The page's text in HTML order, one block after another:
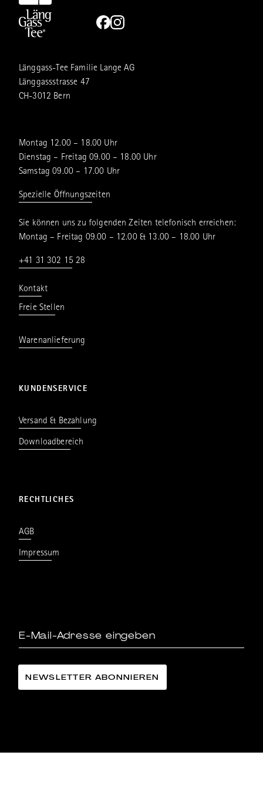
Länggass-Tee Familie Lange AG
Länggassstrasse 47
CH-3012 Bern
Montag 12.00 – 18.00 Uhr
Dienstag – Freitag 09.00 – 18.00 Uhr
Samstag 09.00 – 17.00 Uhr
Spezielle Öffnungszeiten
Sie können uns zu folgenden Zeiten telefonisch erreichen:
Montag – Freitag 09.00 – 12.00 & 13.00 – 18.00 Uhr
+41 31 302 15 28
Kontakt
Freie Stellen
Warenanlieferung
KUNDENSERVICE
Versand & Bezahlung
Downloadbereich
RECHTLICHES
AGB
Impressum